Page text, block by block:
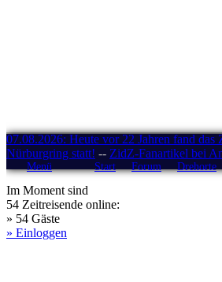
07.08.2026: Heute vor 22 Jahren fand das
Nürburgring statt! -- ZidZ-Fanartikel bei
Menü Start Forum Drehorte
Im Moment sind
54 Zeitreisende online:
» 54 Gäste
» Einloggen